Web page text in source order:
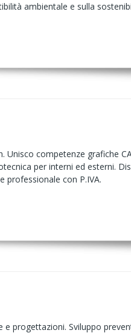
ambientale e sulla
competenze grafiche
per interni ed esterni.
professionale con P.IVA.
progettazioni. Sviluppo